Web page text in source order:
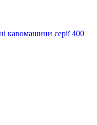
кавомашини серії 400